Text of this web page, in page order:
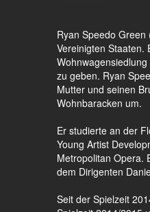
Ryan Speedo
Vereinigten Staaten.
zu geben. Ryan
Mutter und seinen
Wohnbaracken um.
Er studierte an der
Young Artist
Metropolitan Opera.
dem Dirigenten
Seit der Spielzeit